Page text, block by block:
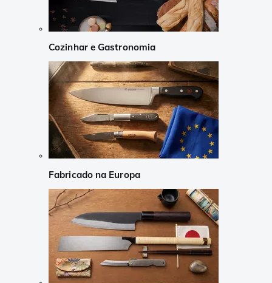
Cozinhar e Gastronomia
Fabricado na Europa